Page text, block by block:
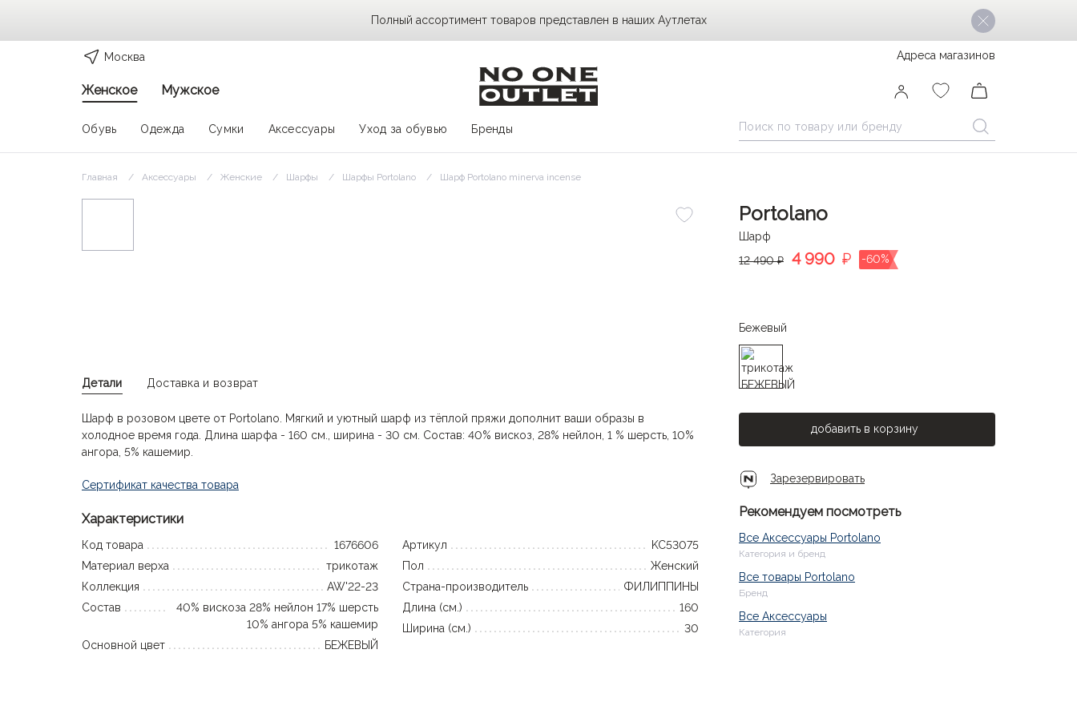
Главная Аксессуары Женские Шарфы Шарфы Portolano Шарф Portolano minerva incense
Portolano
Шарф
12 490 ₽
4 990 ₽ -60%
Бежевый
добавить в корзину
Зарезервировать
Рекомендуем посмотреть
Все Аксессуары Portolano
Категория и бренд
Все товары Portolano
Бренд
Все Аксессуары
Категория
Детали Доставка и возврат
Шарф в розовом цвете от Portolano. Мягкий и уютный шарф из тёплой пряжи дополнит ваши образы в
холодное время года. Длина шарфа - 160 см., ширина - 30 см. Состав: 40% вискоз, 28% нейлон, 1 % шерсть, 10%
ангора, 5% кашемир.
Сертификат качества товара
Характеристики
Код товара
1676606
Материал верха
трикотаж
Коллекция
AW'22-23
Состав
40% вискоза 28% нейлон 17% шерсть
10% ангора 5% кашемир
Основной цвет
БЕЖЕВЫЙ
Артикул
KC53075
Пол
Женский
Страна-производитель
ФИЛИППИНЫ
Длина (см.)
160
Ширина (см.)
30
Полный ассортимент товаров представлен в наших Аутлетах
Москва Адреса магазинов
Женское Мужское
Обувь Одежда Сумки Аксессуары Уход за обувью Бренды